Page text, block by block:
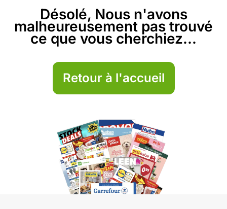
Désolé, Nous n'avons
malheureusement pas trouvé
ce que vous cherchiez...
Retour à l'accueil